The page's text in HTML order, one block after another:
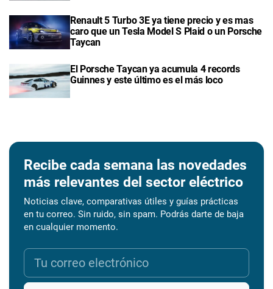
Renault 5 Turbo 3E ya tiene precio y es mas
caro que un Tesla Model S Plaid o un Porsche
Taycan
El Porsche Taycan ya acumula 4 records
Guinnes y este último es el más loco
Recibe cada semana las novedades
más relevantes del sector eléctrico
Noticias clave, comparativas útiles y guías prácticas
en tu correo. Sin ruido, sin spam. Podrás darte de baja
en cualquier momento.